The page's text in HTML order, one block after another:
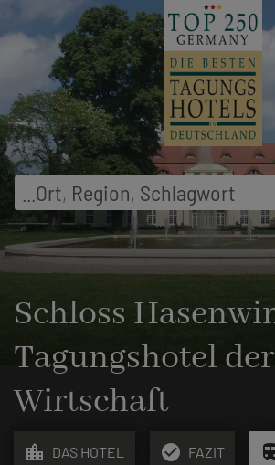
Ort, Region, Schlagwort
Schloss
Tagungshotel der
Wirtschaft
location_city DAS HOTEL check_circle FAZIT